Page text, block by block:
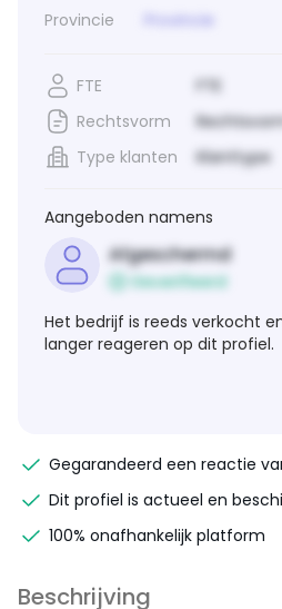
Provincie
FTE
FTE
Rechtsvorm
Type klanten
Klanttype
Aangeboden namens
Afgeschermd
Geverifieerd
Het bedrijf is reeds verkocht
langer reageren op dit profiel.
Gegarandeerd een reactie
Dit profiel is actueel en
100% onafhankelijk platform
Beschrijving